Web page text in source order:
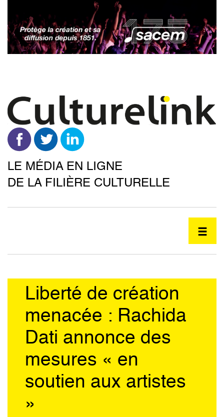
contenu
principal
LE MÉDIA EN LIGNE
DE LA FILIÈRE CULTURELLE
Liberté de création
menacée : Rachida
Dati annonce des
mesures « en
soutien aux artistes
»